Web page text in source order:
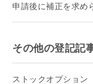
申請後に補正を求め
その他の登記記
ストックオプション